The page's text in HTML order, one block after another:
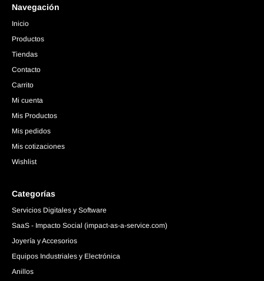
Navegación
Inicio
Productos
Tiendas
Contacto
Carrito
Mi cuenta
Mis Productos
Mis pedidos
Mis cotizaciones
Wishlist
Categorías
Servicios Digitales y Software
SaaS - Impacto Social (impact-as-a-service.com)
Joyería y Accesorios
Equipos Industriales y Electrónica
Anillos